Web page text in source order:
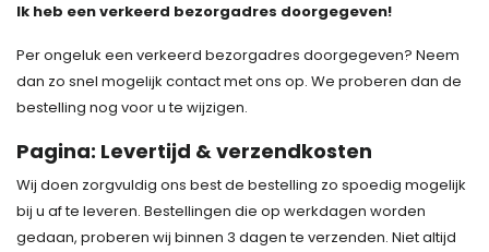
Ik heb een verkeerd bezorgadres doorgegeven!
Per ongeluk een verkeerd bezorgadres doorgegeven? Neem
dan zo snel mogelijk contact met ons op. We proberen dan de
bestelling nog voor u te wijzigen.
Pagina: Levertijd & verzendkosten
Wij doen zorgvuldig ons best de bestelling zo spoedig mogelijk
bij u af te leveren. Bestellingen die op werkdagen worden
gedaan, proberen wij binnen 3 dagen te verzenden. Niet altijd